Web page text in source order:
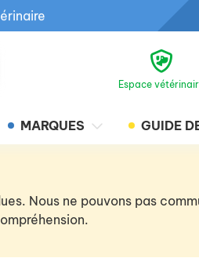
Espace
MARQUES GUIDE
Nous ne pouvons pas